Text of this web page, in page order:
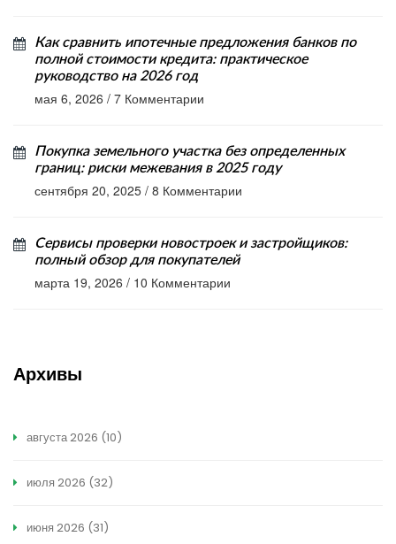
Как сравнить ипотечные предложения банков по
полной стоимости кредита: практическое
руководство на 2026 год
мая 6, 2026 / 7 Комментарии
Покупка земельного участка без определенных
границ: риски межевания в 2025 году
сентября 20, 2025 / 8 Комментарии
Сервисы проверки новостроек и застройщиков:
полный обзор для покупателей
марта 19, 2026 / 10 Комментарии
Архивы
августа 2026 (10)
июля 2026 (32)
июня 2026 (31)